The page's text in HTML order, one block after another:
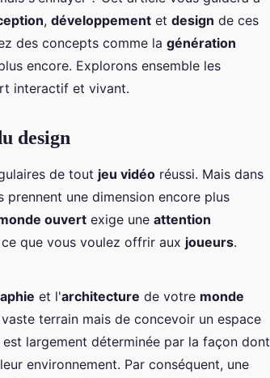
, développement et design de ces
des concepts comme la génération
encore. Explorons ensemble les
interactif et vivant.
design
de tout jeu vidéo réussi. Mais dans
prennent une dimension encore plus
ouvert exige une attention
que vous voulez offrir aux joueurs.
et l'architecture de votre monde
terrain mais de concevoir un espace
est largement déterminée par la façon dont
environnement. Par conséquent, une